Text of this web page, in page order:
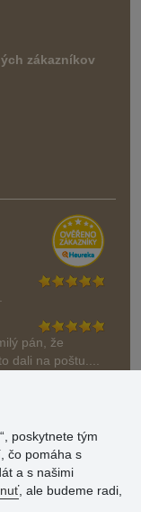
zákazníkov
pán, že
dali na poštu....
poskytnete tým
čo pomáha s
a s našimi
, ale budeme radi,